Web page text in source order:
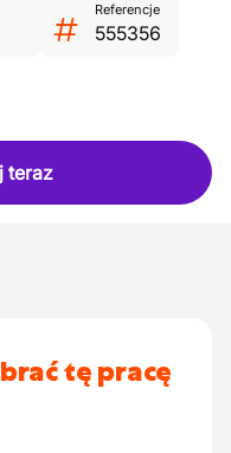
Referencje
555356
teraz
tę pracę